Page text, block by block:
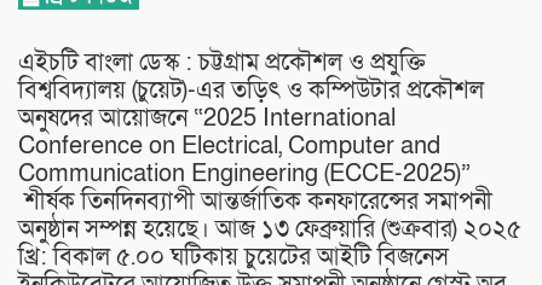
এইচটি বাংলা ডেস্ক : চট্টগ্রাম প্রকৌশল ও প্রযুক্তি
বিশ্ববিদ্যালয় (চুয়েট)-এর তড়িৎ ও কম্পিউটার প্রকৌশল
অনুষদের আয়োজনে “2025 International
Conference on Electrical, Computer and
Communication Engineering (ECCE-2025)”
শীর্ষক তিনদিনব্যাপী আন্তর্জাতিক কনফারেন্সের সমাপনী
অনুষ্ঠান সম্পন্ন হয়েছে। আজ ১৩ ফেব্রুয়ারি (শুক্রবার) ২০২৫
খ্রি: বিকাল ৫.০০ ঘটিকায় চুয়েটের আইটি বিজনেস